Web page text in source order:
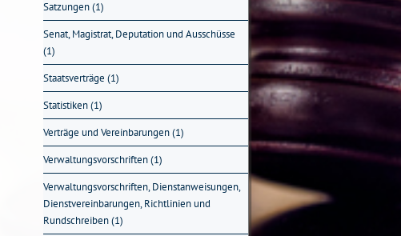
Satzungen (1)
Senat, Magistrat, Deputation und Ausschüsse
(1)
Staatsverträge (1)
Statistiken (1)
Verträge und Vereinbarungen (1)
Verwaltungsvorschriften (1)
Verwaltungsvorschriften, Dienstanweisungen,
Dienstvereinbarungen, Richtlinien und
Rundschreiben (1)